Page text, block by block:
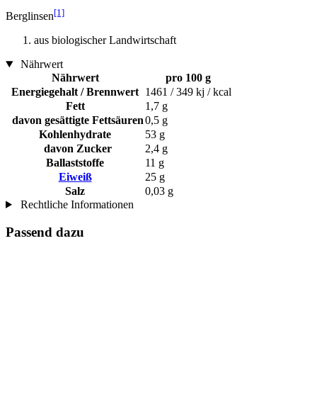
Berglinsen[1]
aus biologischer Landwirtschaft
Nährwert
Nährwert
pro 100 g
Energiegehalt / Brennwert 1461 / 349 kj / kcal
Fett
1,7 g
davon gesättigte Fettsäuren0,5 g
Kohlenhydrate
53 g
davon Zucker
2,4 g
Ballaststoffe
11 g
Eiweiß
25 g
Salz
0,03 g
Rechtliche Informationen
Passend dazu